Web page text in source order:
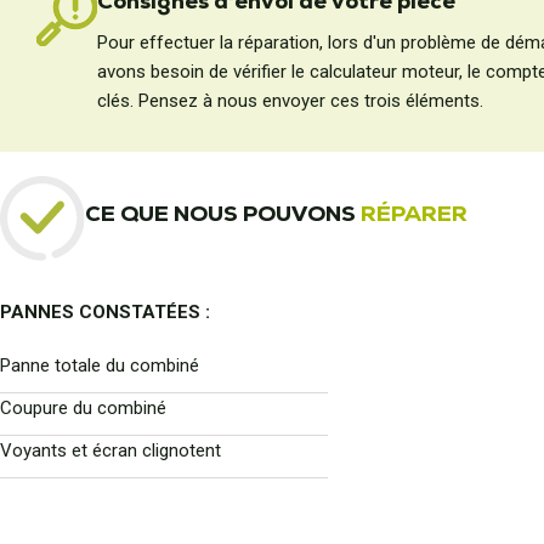
Pour effectuer la réparation, lors d'un problème de
avons besoin de vérifier le calculateur moteur, le
clés. Pensez à nous envoyer ces trois éléments.
CE QUE NOUS POUVONS RÉPARER
PANNES CONSTATÉES :
Panne totale du combiné
Coupure du combiné
Voyants et écran clignotent